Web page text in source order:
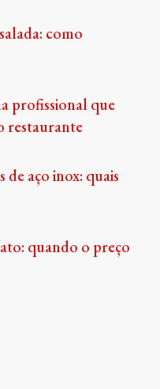
como
profissional que
restaurante
aço inox: quais
quando o preço